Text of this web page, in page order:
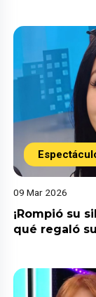
09 Mar 2026
¡Rompió su
qué regaló